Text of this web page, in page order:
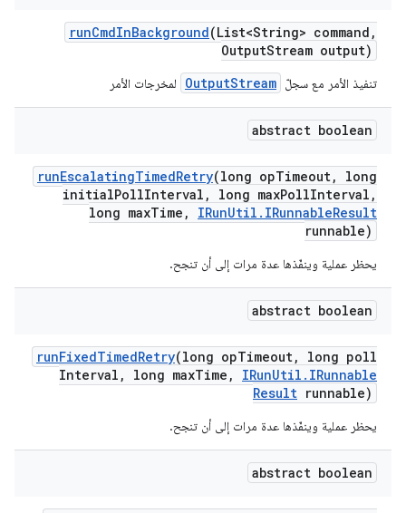
runCmdInBackground(List<String> command ,
OutputStream output)
تنفيذ الأمر مع سجلّ OutputStream لمخرجات الأمر
abstract boolean
runEscalatingTimedRetry(long opTimeout,
long
initialPollInterval , long maxPollInterval ,
long maxTime , IRunUtil . IRunnableResult
runnable)
يحظر عملية وينفّذها عدة مرات إلى أن تنجح.
abstract boolean
runFixedTimedRetry(long opTimeout,
long poll
Interval , long maxTime , IRunUtil . IRunnable
Result runnable)
يحظر عملية وينفّذها عدة مرات إلى أن تنجح.
abstract boolean